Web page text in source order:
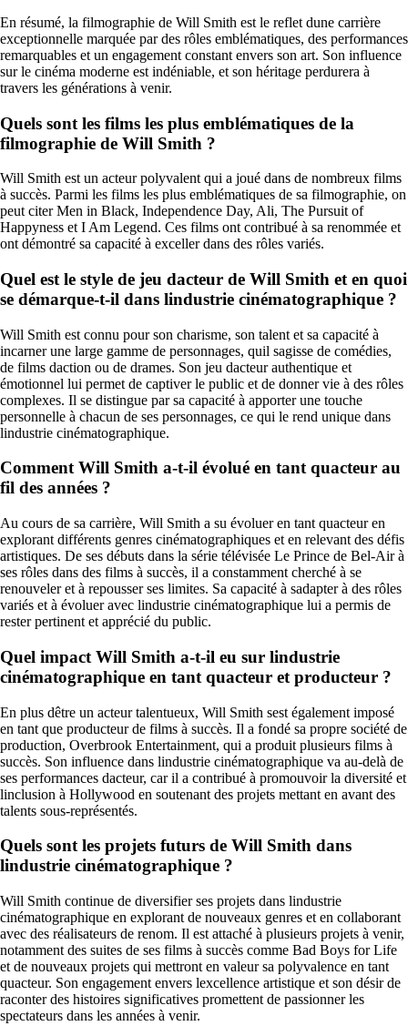
En résumé, la filmographie de Will Smith est le reflet dune carrière
exceptionnelle marquée par des rôles emblématiques, des performances
remarquables et un engagement constant envers son art. Son influence
sur le cinéma moderne est indéniable, et son héritage perdurera à
travers les générations à venir.
Quels sont les films les plus emblématiques de la
filmographie de Will Smith ?
Will Smith est un acteur polyvalent qui a joué dans de nombreux films
à succès. Parmi les films les plus emblématiques de sa filmographie, on
peut citer Men in Black, Independence Day, Ali, The Pursuit of
Happyness et I Am Legend. Ces films ont contribué à sa renommée et
ont démontré sa capacité à exceller dans des rôles variés.
Quel est le style de jeu dacteur de Will Smith et en quoi
se démarque-t-il dans lindustrie cinématographique ?
Will Smith est connu pour son charisme, son talent et sa capacité à
incarner une large gamme de personnages, quil sagisse de comédies,
de films daction ou de drames. Son jeu dacteur authentique et
émotionnel lui permet de captiver le public et de donner vie à des rôles
complexes. Il se distingue par sa capacité à apporter une touche
personnelle à chacun de ses personnages, ce qui le rend unique dans
lindustrie cinématographique.
Comment Will Smith a-t-il évolué en tant quacteur au
fil des années ?
Au cours de sa carrière, Will Smith a su évoluer en tant quacteur en
explorant différents genres cinématographiques et en relevant des défis
artistiques. De ses débuts dans la série télévisée Le Prince de Bel-Air à
ses rôles dans des films à succès, il a constamment cherché à se
renouveler et à repousser ses limites. Sa capacité à sadapter à des rôles
variés et à évoluer avec lindustrie cinématographique lui a permis de
rester pertinent et apprécié du public.
Quel impact Will Smith a-t-il eu sur lindustrie
cinématographique en tant quacteur et producteur ?
En plus dêtre un acteur talentueux, Will Smith sest également imposé
en tant que producteur de films à succès. Il a fondé sa propre société de
production, Overbrook Entertainment, qui a produit plusieurs films à
succès. Son influence dans lindustrie cinématographique va au-delà de
ses performances dacteur, car il a contribué à promouvoir la diversité et
linclusion à Hollywood en soutenant des projets mettant en avant des
talents sous-représentés.
Quels sont les projets futurs de Will Smith dans
lindustrie cinématographique ?
Will Smith continue de diversifier ses projets dans lindustrie
cinématographique en explorant de nouveaux genres et en collaborant
avec des réalisateurs de renom. Il est attaché à plusieurs projets à venir,
notamment des suites de ses films à succès comme Bad Boys for Life
et de nouveaux projets qui mettront en valeur sa polyvalence en tant
quacteur. Son engagement envers lexcellence artistique et son désir de
raconter des histoires significatives promettent de passionner les
spectateurs dans les années à venir.